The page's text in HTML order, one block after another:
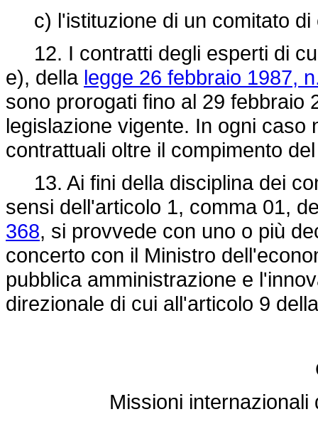
c) l'istituzione di un comitato di
12. I contratti degli esperti di
e), della legge 26 febbraio 1987,
sono prorogati fino al 29 febbraio
legislazione vigente. In ogni
contrattuali oltre il compimento
13. Ai fini della disciplina dei
sensi dell'articolo 1, comma 01,
368, si provvede con uno o più
concerto con il Ministro
pubblica amministrazione e
direzionale di cui all'articolo 9
Missioni